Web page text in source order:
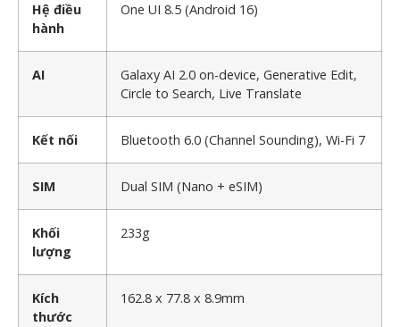
Hệ điều
hành
One UI 8.5 (Android 16)
AI
Galaxy AI 2.0 on-device, Generative Edit,
Circle to Search, Live Translate
Kết nối Bluetooth 6.0 (Channel Sounding), Wi-Fi 7
SIM Dual SIM (Nano + eSIM)
Khối
lượng
233g
Kích
thước
162.8 x 77.8 x 8.9mm